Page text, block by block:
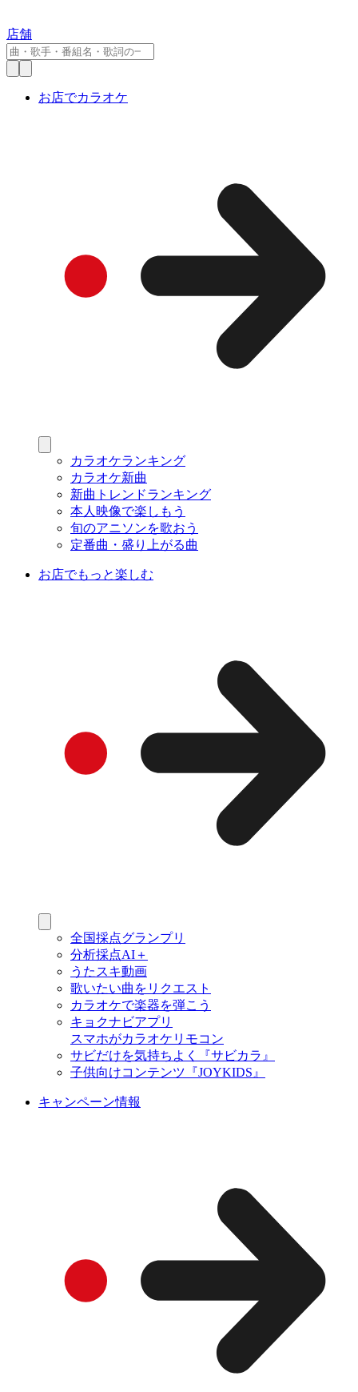
店舗
お店でカラオケ
カラオケランキング
カラオケ新曲
新曲トレンドランキング
本人映像で楽しもう
旬のアニソンを歌おう
定番曲・盛り上がる曲
お店でもっと楽しむ
全国採点グランプリ
分析採点AI＋
うたスキ動画
歌いたい曲をリクエスト
カラオケで楽器を弾こう
キョクナビアプリ
スマホがカラオケリモコン
サビだけを気持ちよく『サビカラ』
子供向けコンテンツ『JOYKIDS』
キャンペーン情報